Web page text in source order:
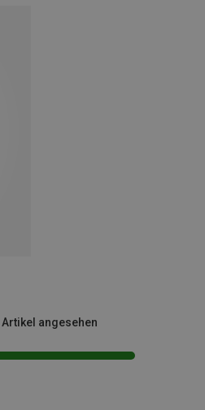
Artikel angesehen